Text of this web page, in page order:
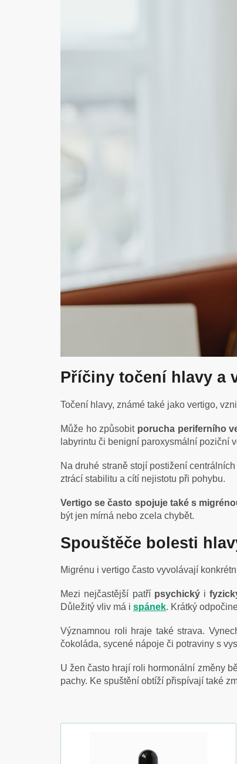
Příčiny točení hlavy a
Točení hlavy, známé také jako vertigo,
Může ho způsobit porucha periferního
labyrintu či benigní paroxysmální poziční
Na druhé straně stojí postižení
ztrácí stabilitu a cítí nejistotu při pohybu.
Vertigo se často spojuje také s
být jen mírná nebo zcela chybět.
Spouštěče bolesti
Migrénu i vertigo často vyvolávají
Mezi nejčastější patří psychickýi
Důležitý vliv má i spánek. Krátký
Významnou roli hraje také strava.
čokoláda, sycené nápoje či potraviny s
U žen často hrají roli hormonální změny
pachy. Ke spuštění obtíží přispívají také